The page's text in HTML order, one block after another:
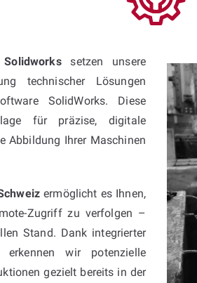
setzen unsere
technischer Lösungen
SolidWorks. Diese
für präzise, digitale
Abbildung Ihrer Maschinen
ermöglicht es Ihnen,
Zugriff zu verfolgen –
Stand. Dank integrierter
wir potenzielle
gezielt bereits in der